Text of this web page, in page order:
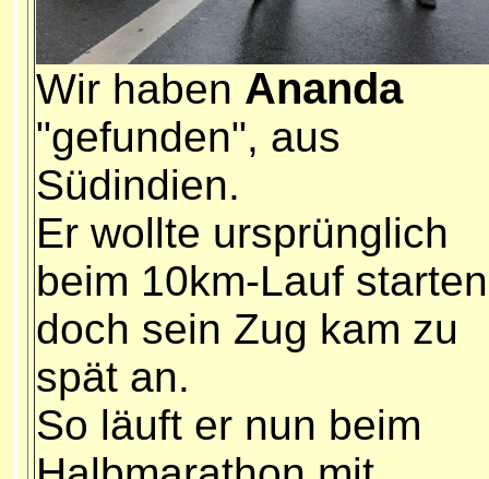
Wir haben Ananda
"gefunden", aus
Südindien.
Er wollte ursprünglich
beim 10km-Lauf
doch sein Zug kam zu
spät an.
So läuft er nun beim